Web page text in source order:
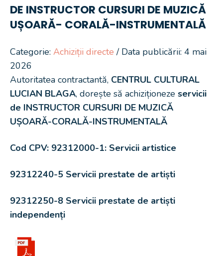
DE INSTRUCTOR CURSURI DE MUZICĂ
UȘOARĂ- CORALĂ-INSTRUMENTALĂ
Categorie: Achiziții directe / Data publicării: 4 mai
2026
Autoritatea contractantă, CENTRUL CULTURAL
LUCIAN BLAGA, dorește să achiziționeze servicii
de INSTRUCTOR CURSURI DE MUZICĂ
UȘOARĂ-CORALĂ-INSTRUMENTALĂ
Cod CPV: 92312000-1: Servicii artistice
92312240-5 Servicii prestate de artiști
92312250-8 Servicii prestate de artiști
independenți